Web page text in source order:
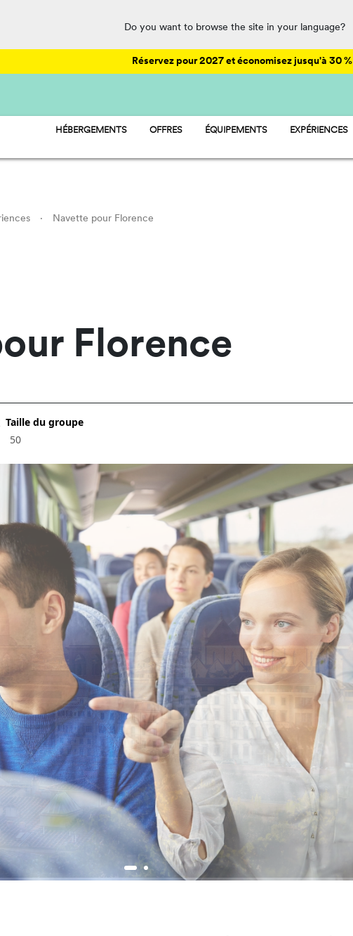
Do you want to browse the site in your language?
Réservez pour 2027 et économisez jusqu'à 30 %
HÉBERGEMENTS OFFRES ÉQUIPEMENTS
ANIMATION
EXPÉRIENCES
· Navette pour Florence
Florence
Taille du groupe
50